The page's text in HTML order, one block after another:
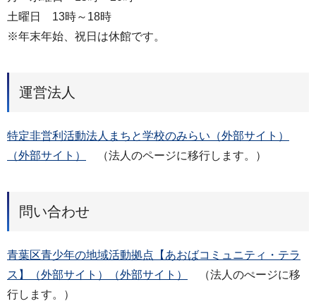
土曜日 13時～18時
※年末年始、祝日は休館です。
運営法人
特定非営利活動法人まちと学校のみらい（外部サイト）
（外部サイト）
（法人のページに移行します。）
問い合わせ
青葉区青少年の地域活動拠点【あおばコミュニティ・テラ
ス】（外部サイト）（外部サイト）
（法人のぺージに移
行します。）